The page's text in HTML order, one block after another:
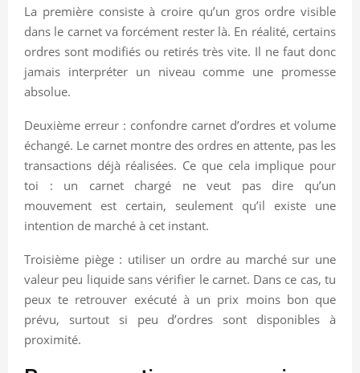
La première consiste à croire qu’un gros ordre visible
dans le carnet va forcément rester là. En réalité, certains
ordres sont modifiés ou retirés très vite. Il ne faut donc
jamais interpréter un niveau comme une promesse
absolue.
Deuxième erreur : confondre carnet d’ordres et volume
échangé. Le carnet montre des ordres en attente, pas les
transactions déjà réalisées. Ce que cela implique pour
toi : un carnet chargé ne veut pas dire qu’un
mouvement est certain, seulement qu’il existe une
intention de marché à cet instant.
Troisième piège : utiliser un ordre au marché sur une
valeur peu liquide sans vérifier le carnet. Dans ce cas, tu
peux te retrouver exécuté à un prix moins bon que
prévu, surtout si peu d’ordres sont disponibles à
proximité.